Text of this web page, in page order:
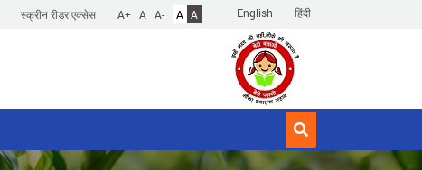
English हिंदी
स्क्रीन रीडर एक्सेस A+ A A- A A